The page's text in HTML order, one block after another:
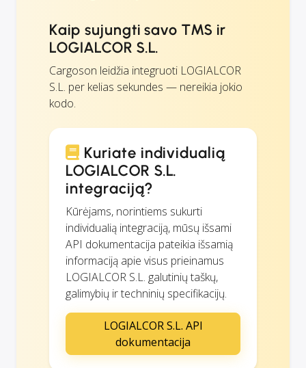
Kaip sujungti savo TMS ir
LOGIALCOR S.L.
Cargoson leidžia integruoti LOGIALCOR
S.L. per kelias sekundes — nereikia jokio
kodo.
Kuriate individualią
LOGIALCOR S.L.
integraciją?
Kūrėjams, norintiems sukurti
individualią integraciją, mūsų išsami
API dokumentacija pateikia išsamią
informaciją apie visus prieinamus
LOGIALCOR S.L. galutinių taškų,
galimybių ir techninių specifikacijų.
LOGIALCOR S.L. API
dokumentacija